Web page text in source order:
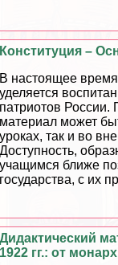
Конституция –
В настоящее
уделяется
патриотов
материал может
уроках, так и во
Доступность,
учащимся ближе
государства, с их
Дидактический
1922 гг.: от